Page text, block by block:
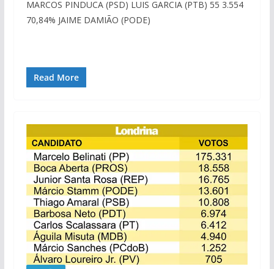
MARCOS PINDUCA (PSD) LUIS GARCIA (PTB) 55 3.554
70,84% JAIME DAMIÃO (PODE)
Read More